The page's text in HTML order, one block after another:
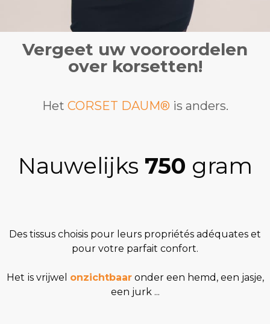
Vergeet uw vooroordelen
over korsetten!
Het CORSET DAUM® is anders.
Nauwelijks 750 gram
Des tissus choisis pour leurs propriétés adéquates et
pour votre parfait confort.
Het is vrijwel onzichtbaaronder een hemd, een jasje,
een jurk ...